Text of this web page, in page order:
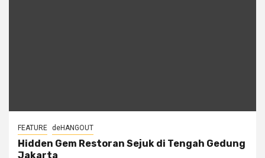
FEATURE deHANGOUT
Hidden Gem Restoran Sejuk di Tengah Gedung
Jakarta